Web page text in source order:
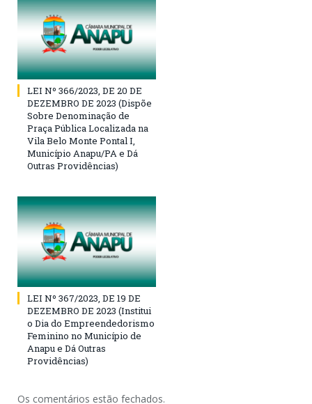
LEI Nº 366/2023, DE 20 DE
DEZEMBRO DE 2023 (Dispõe
Sobre Denominação de
Praça Pública Localizada na
Vila Belo Monte Pontal I,
Município Anapu/PA e Dá
Outras Providências)
LEI Nº 367/2023, DE 19 DE
DEZEMBRO DE 2023 (Institui
o Dia do Empreendedorismo
Feminino no Município de
Anapu e Dá Outras
Providências)
Os comentários estão fechados.